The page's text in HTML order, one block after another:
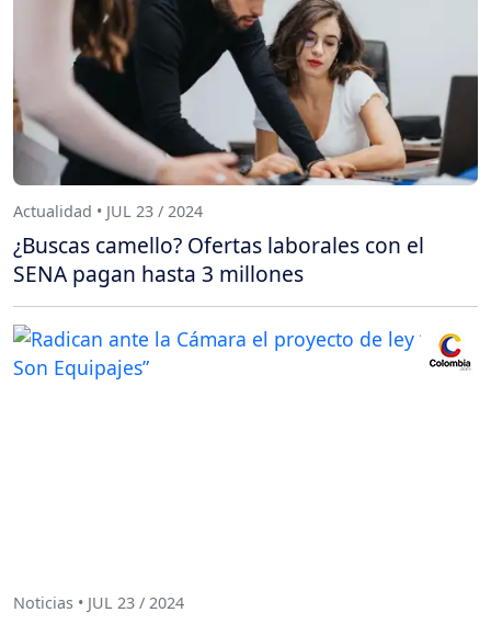
Actualidad • JUL 23 / 2024
¿Buscas camello? Ofertas laborales con el
SENA pagan hasta 3 millones
Noticias • JUL 23 / 2024